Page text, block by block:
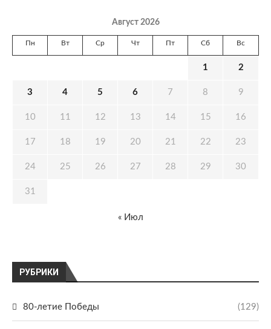
РУБРИКИ
80-летие Победы (129)
Август 2026
Пн Вт Ср Чт Пт Сб Вс
1 2
3 4 5 6 7 8 9
10 11 12 13 14 15 16
17 18 19 20 21 22 23
24 25 26 27 28 29 30
31
« Июл